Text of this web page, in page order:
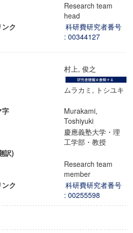
Research team
head
ク
科研費研究者番号
: 00344127
村上, 俊之
ムラカミ, トシユキ
字
Murakami,
Toshiyuki
慶應義塾大学・理
工学部・教授
訳)
Research team
member
ク
科研費研究者番号
: 00255598